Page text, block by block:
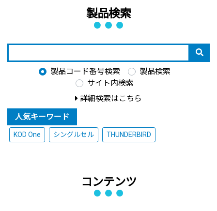
製品検索
製品コード番号検索
製品検索
サイト内検索
詳細検索はこちら
人気キーワード
KOD One シングルセル THUNDERBIRD
コンテンツ